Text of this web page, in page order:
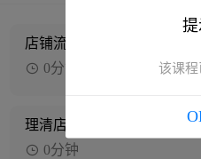
店铺流量战略篇
0分钟
理清店铺权重脉络
0分钟
提
该课程